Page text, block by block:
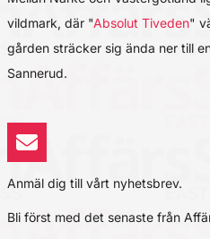
vildmark, där "Absolut Tiveden"
gården sträcker sig ända ner till
Sannerud.
Anmäl dig till vårt nyhetsbrev.
Bli först med det senaste från